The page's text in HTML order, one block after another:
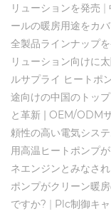
リューションを発売 |
ールの暖房用途をカ
全製品ラインナップ
リューション向けに
ルサプライ ヒートポ
途向けの中国のトッ
と革新 | OEM/ODM
頼性の高い電気シス
用高温ヒートポンプ
ネエンジンとみなさ
ポンプがクリーン暖
ですか? | Plc制御キ